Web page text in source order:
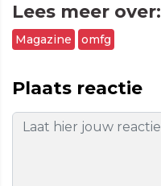
Lees meer over:
Magazine omfg
Plaats reactie